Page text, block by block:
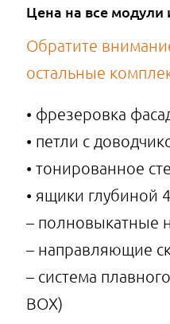
Цена на все
Обратите
остальные
• фрезеровка
• петли с
• тонированное
• ящики глубиной
– полновыкатные
– направляющие
– система
BOX)